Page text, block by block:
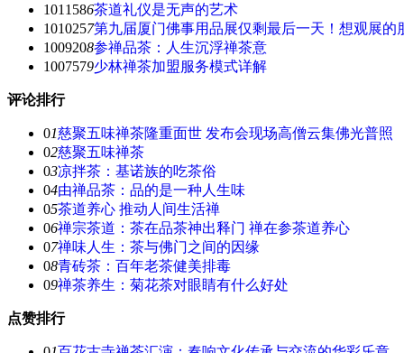
1011586茶道礼仪是无声的艺术
1010257第九届厦门佛事用品展仅剩最后一天！想观展的
1009208参禅品茶：人生沉浮禅茶意
1007579少林禅茶加盟服务模式详解
评论排行
01慈聚五味禅茶隆重面世 发布会现场高僧云集佛光普照
02慈聚五味禅茶
03凉拌茶：基诺族的吃茶俗
04由禅品茶：品的是一种人生味
05茶道养心 推动人间生活禅
06禅宗茶道：茶在品茶神出释门 禅在参茶道养心
07禅味人生：茶与佛门之间的因缘
08青砖茶：百年老茶健美排毒
09禅茶养生：菊花茶对眼睛有什么好处
点赞排行